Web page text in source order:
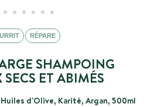
RÉPARE
SHAMPOING
ET ABIMÉS
d'Olive, Karité, Argan, 500ml